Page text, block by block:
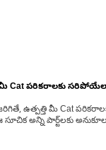
పరికరాలకు
మీ Cat
అన్ని పార్ట్‌లకు